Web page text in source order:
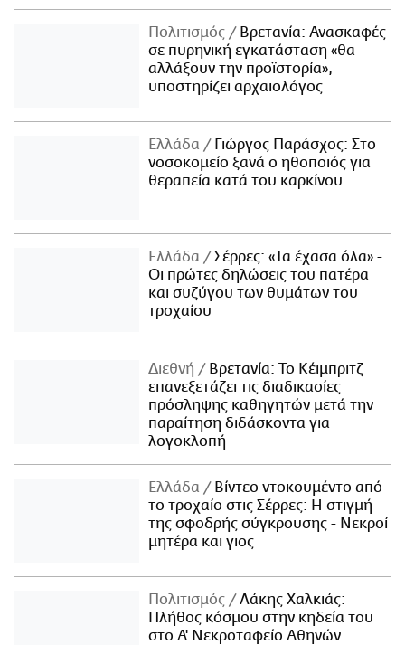
Πολιτισμός
Βρετανία: Ανασκαφές
σε πυρηνική εγκατάσταση «θα
αλλάξουν την προϊστορία»,
υποστηρίζει αρχαιολόγος
Ελλάδα
Γιώργος Παράσχος: Στο
νοσοκομείο ξανά ο ηθοποιός για
θεραπεία κατά του καρκίνου
Ελλάδα
Σέρρες: «Τα έχασα όλα» -
Οι πρώτες δηλώσεις του πατέρα
και συζύγου των θυμάτων του
τροχαίου
Διεθνή
Βρετανία: Το Κέιμπριτζ
επανεξετάζει τις διαδικασίες
πρόσληψης καθηγητών μετά την
παραίτηση διδάσκοντα για
λογοκλοπή
Ελλάδα
Βίντεο ντοκουμέντο από
το τροχαίο στις Σέρρες: Η στιγμή
της σφοδρής σύγκρουσης - Νεκροί
μητέρα και γιος
Πολιτισμός
Λάκης Χαλκιάς:
Πλήθος κόσμου στην κηδεία του
στο Α' Νεκροταφείο Αθηνών